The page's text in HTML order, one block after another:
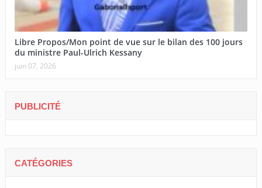
Libre Propos/Mon point de vue sur le bilan des 100 jours
du ministre Paul-Ulrich Kessany
juin 07, 2026
PUBLICITÉ
CATÉGORIES